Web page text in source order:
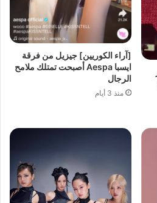
[آراء الكوريين] جيزيل من فرقة
ايسبا Aespa أصبحت تمتلك ملامح
الرجال
منذ 3 أيام